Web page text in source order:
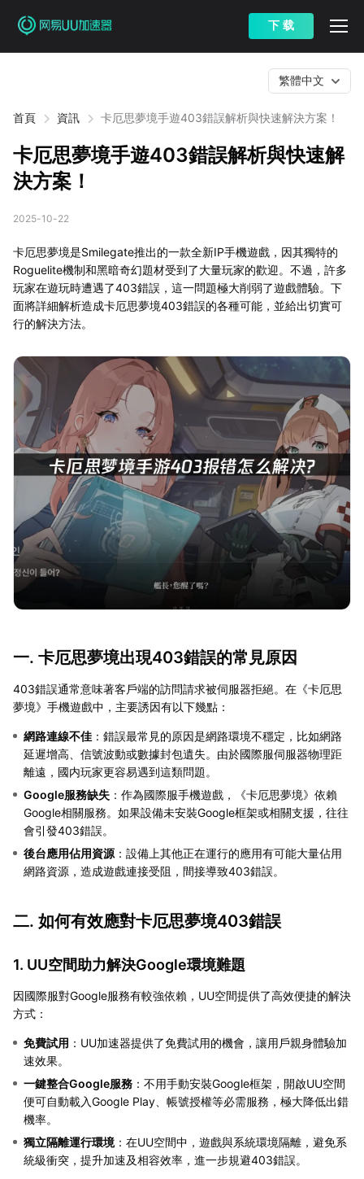
下 载
首頁 資訊 卡厄思夢境手遊403錯誤解析與快速解決方案！
繁體中文
卡厄思夢境手遊403錯誤解析與快速解
決方案！
2025-10-22
卡厄思夢境是Smilegate推出的一款全新IP手機遊戲，因其獨特的
Roguelite機制和黑暗奇幻題材受到了大量玩家的歡迎。不過，許多
玩家在遊玩時遭遇了403錯誤，這一問題極大削弱了遊戲體驗。下
面將詳細解析造成卡厄思夢境403錯誤的各種可能，並給出切實可
行的解決方法。
一. 卡厄思夢境出現403錯誤的常見原因
403錯誤通常意味著客戶端的訪問請求被伺服器拒絕。在《卡厄思
夢境》手機遊戲中，主要誘因有以下幾點：
網路連線不佳 ：錯誤最常見的原因是網路環境不穩定，比如網路
延遲增高、信號波動或數據封包遺失。由於國際服伺服器物理距
離遠，國内玩家更容易遇到這類問題。
Google服務缺失 ：作為國際服手機遊戲，《卡厄思夢境》依賴
Google相關服務。如果設備未安裝Google框架或相關支援，往往
會引發403錯誤。
後台應用佔用資源 ：設備上其他正在運行的應用有可能大量佔用
網路資源，造成遊戲連接受阻，間接導致403錯誤。
二. 如何有效應對卡厄思夢境403錯誤
1. UU空間助力解決Google環境難題
因國際服對Google服務有較強依賴，UU空間提供了高效便捷的解決
方式：
免費試用 ：UU加速器提供了免費試用的機會，讓用戶親身體驗加
速效果。
一鍵整合Google服務 ：不用手動安裝Google框架，開啟UU空間
便可自動載入Google Play、帳號授權等必需服務，極大降低出錯
機率。
獨立隔離運行環境：在UU空間中，遊戲與系統環境隔離，避免系
統級衝突，提升加速及相容效率，進一步規避403錯誤。